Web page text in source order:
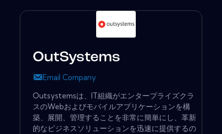
OutSystems
Email Company
Outsystemsは、IT組織がエンタープライズクラ
スのWebおよびモバイルアプリケーションを構
築、展開、管理することを非常に簡単にし、革新
的なビジネスソリューションを迅速に提供するの